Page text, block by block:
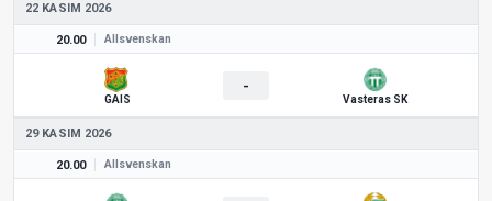
22 KASIM 2026
20.00 Allsvenskan
GAIS
-
Vasteras SK
29 KASIM 2026
20.00 Allsvenskan